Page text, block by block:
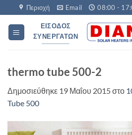
Μετάβαση
στο
περιεχόμενο
Περιοχή Email 08:00 -
ΕΊΣΟΔΟΣ
ΣΥΝΕΡΓΑΤΏΝ
thermo tube 500-2
Δημοσιεύθηκε 19 Μαΐου 2015στο
Tube 500